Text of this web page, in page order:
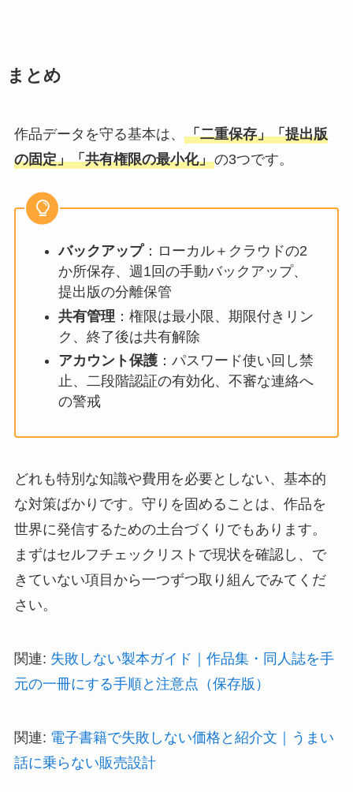
まとめ
作品データを守る基本は、 「二重保存」「提出版
の固定」「共有権限の最小化」の3つです。
バックアップ：ローカル＋クラウドの2
か所保存、週1回の手動バックアップ、
提出版の分離保管
共有管理 ：権限は最小限、期限付きリン
ク、終了後は共有解除
アカウント保護：パスワード使い回し禁
止、二段階認証の有効化、不審な連絡へ
の警戒
どれも特別な知識や費用を必要としない、基本的
な対策ばかりです。守りを固めることは、作品を
世界に発信するための土台づくりでもあります。
まずはセルフチェックリストで現状を確認し、で
きていない項目から一つずつ取り組んでみてくだ
さい。
関連: 失敗しない製本ガイド｜作品集・同人誌を手
元の一冊にする手順と注意点（保存版）
関連: 電子書籍で失敗しない価格と紹介文｜うまい
話に乗らない販売設計